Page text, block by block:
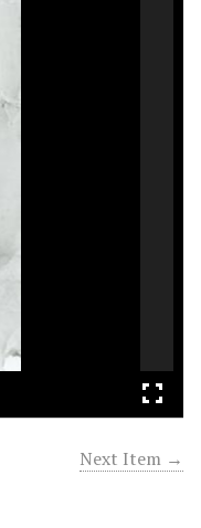
Next Item →